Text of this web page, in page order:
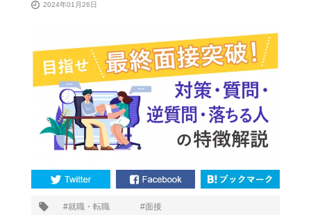
2024年01月26日
就職・転職 面接